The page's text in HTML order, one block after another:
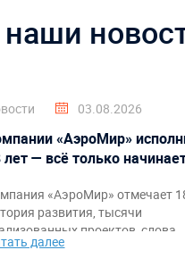
03.08.2026
«АэроМир»
лет — всё только
«АэроМир» отмечает
развития, тысячи
проектов, слова
клиентам,
далее